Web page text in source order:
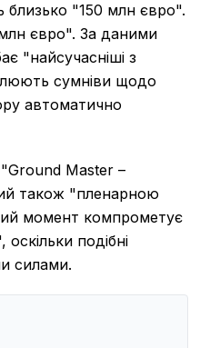
"150 млн євро".
євро". За даними
"найсучасніші з
сумніви щодо
автоматично
Master –
також "пленарною
момент компрометує
подібні
силами.